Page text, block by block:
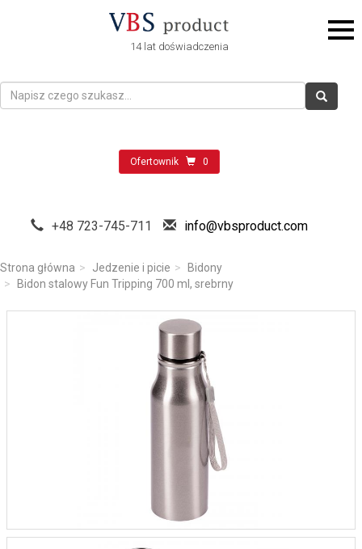
14 lat doświadczenia
Ofertownik 0
+48 723-745-711 info@vbsproduct.com
Strona główna Jedzenie i picie
Bidony
Bidon stalowy Fun Tripping 700 ml, srebrny